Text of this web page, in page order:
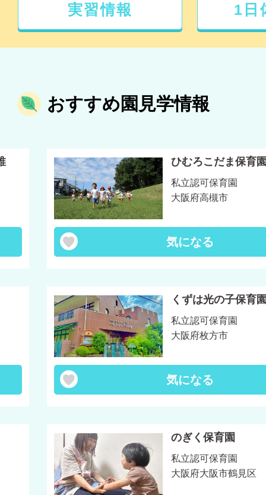
実習情報 1日
おすすめ園見学情報
ひむろこだま保育
私立認可保育園
大阪府高槻市
気になる
くずは光の子保育
私立認可保育園
大阪府枚方市
気になる
のぎく保育園
私立認可保育園
大阪府大阪市鶴見区